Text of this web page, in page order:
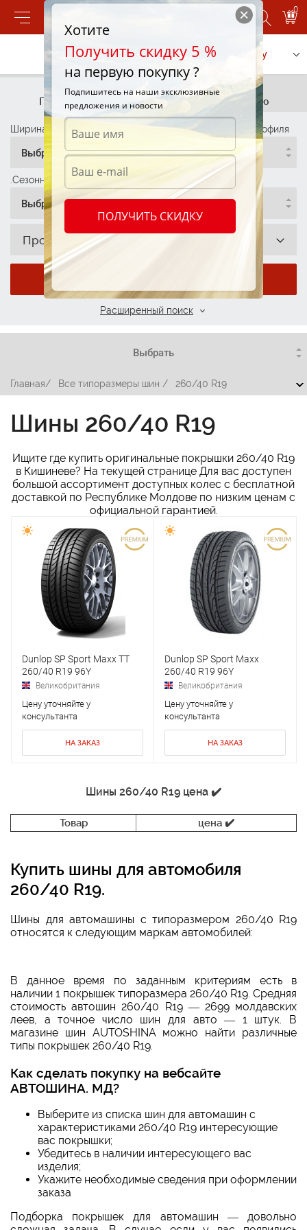
0
Позвонить Заказать услугу
Подбор шин
По параметрам
Подбор шин
По автомобилю
Ширина профиля
Выбрать
Высота Профиля
Выбрать
Диаметр Профиля
Выбрать
.Сезонность
Выбрать
Производитель
Расширенный поиск
Главная/ Все типоразмеры шин / 260/40 R19
Шины 260/40 R19
Ищите где купить оригинальные покрышки 260/40 R19
в Кишиневе? На текущей странице Для вас доступен
большой ассортимент доступных колес с бесплатной
доставкой по Республике Молдове по низким ценам c
официальной гарантией.
Dunlop SP Sport Maxx TT
260/40 R19 96Y
Великобритания
Цену уточняйте у
консультанта
НА ЗАКАЗ
Dunlop SP Sport Maxx
260/40 R19 96Y
Великобритания
Цену уточняйте у
консультанта
НА ЗАКАЗ
Шины 260/40 R19 цена ✔️
Товар цена ✔️
Купить шины для автомобиля
260/40 R19.
Шины для автомашины с типоразмером 260/40 R19
относятся к следующим маркам автомобилей:
В данное время по заданным критериям есть в
наличии 1 покрышек типоразмера 260/40 R19. Средняя
стоимость автошин 260/40 R19 — 2699 молдавских
леев, а точное число шин для авто — 1 штук. В
магазине шин AUTOSHINA можно найти различные
типы покрышек 260/40 R19.
Как сделать покупку на вебсайте
АВТОШИНА. МД?
Выберите из списка шин для автомашин с
характеристиками 260/40 R19 интересующие
вас покрышки;
Убедитесь в наличии интересующего вас
изделия;
Укажите необходимые сведения при оформлении
заказа
Подборка покрышек для автомашин — довольно
Хотите
Получить скидку 5 %
на первую покупку ?
Подпишитесь на наши эксклюзивные
предложения и новости
ПОЛУЧИТЬ СКИДКУ